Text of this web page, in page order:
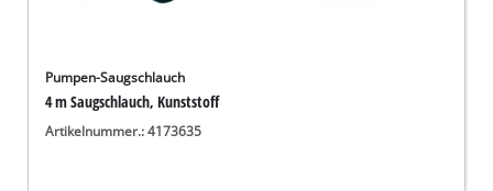
Pumpen-Saugschlauch
4 m Saugschlauch, Kunststoff
Artikelnummer.: 4173635